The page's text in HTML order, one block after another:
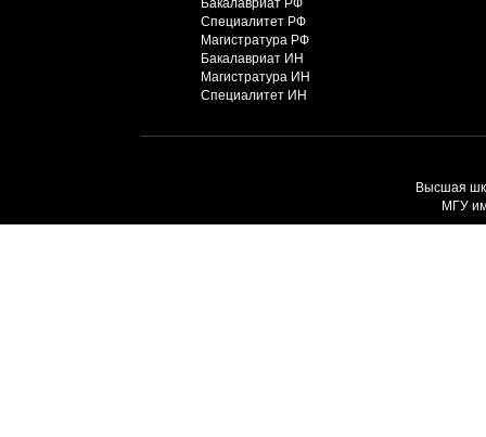
Специалитет РФ
Магистратура РФ
Бакалавриат ИН
Магистратура ИН
Специалитет ИН
Высшая
МГУ